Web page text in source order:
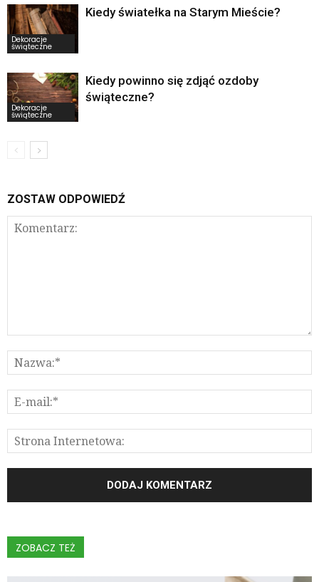
Dekoracje
świąteczne
Kiedy światełka na Starym Mieście?
Dekoracje
świąteczne
Kiedy powinno się zdjąć ozdoby
świąteczne?
ZOSTAW ODPOWIEDŹ
ZOBACZ TEŻ